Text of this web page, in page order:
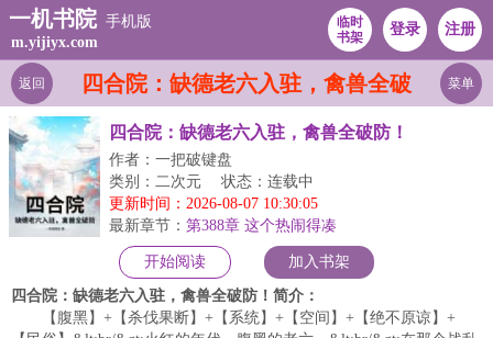
一机书院 手机版
m.yijiyx.com
临时
书架
登录 注册
四合院：缺德老六入驻，禽兽全破
防！
返回 菜单
四合院：缺德老六入驻，禽兽全破防！
作者：一把破键盘
类别：二次元
状态：连载中
更新时间：2026-08-07 10:30:05
最新章节： 第388章 这个热闹得凑
开始阅读 加入书架
四合院：缺德老六入驻，禽兽全破防！简介：
【腹黑】+【杀伐果断】+【系统】+【空间】+【绝不原谅】+